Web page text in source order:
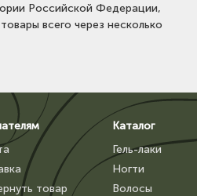
Российской Федерации,
всего через несколько
товар
Каталог
Гель-лаки
Ногти
Волосы